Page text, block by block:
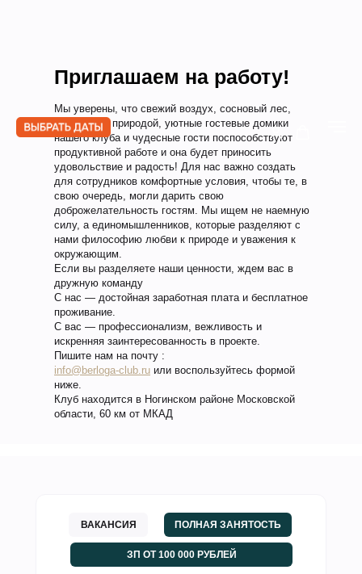
Мы уверены, что свежий воздух, сосновый лес,
единение с природой, уютные гостевые домики
нашего клуба и чудесные гости поспособствуют
продуктивной работе и она будет приносить
удовольствие и радость! Для нас важно создать
для сотрудников комфортные условия, чтобы те, в
свою очередь, могли дарить свою
доброжелательность гостям. Мы ищем не наемную
силу, а единомышленников, которые разделяют с
нами философию любви к природе и уважения к
окружающим.
Если вы разделяете наши ценности, ждем вас в
дружную команду
С нас — достойная заработная плата и бесплатное
проживание.
С вас — профессионализм, вежливость и
искренняя заинтересованность в проекте.
Пишите нам на почту :
info@berloga-club.ru или воспользуйтесь формой
ниже.
Клуб находится в Ногинском районе Московской
области, 60 км от МКАД
Приглашаем на работу!
ВАКАНСИЯ ПОЛНАЯ ЗАНЯТОСТЬ
ЗП ОТ 100 000 РУБЛЕЙ